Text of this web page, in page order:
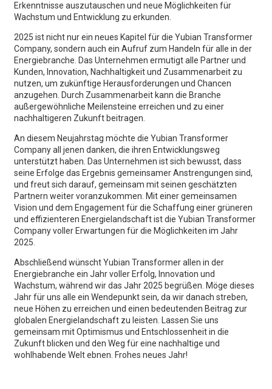
Erkenntnisse auszutauschen und neue Möglichkeiten für
Wachstum und Entwicklung zu erkunden.
2025 ist nicht nur ein neues Kapitel für die Yubian Transformer
Company, sondern auch ein Aufruf zum Handeln für alle in der
Energiebranche. Das Unternehmen ermutigt alle Partner und
Kunden, Innovation, Nachhaltigkeit und Zusammenarbeit zu
nutzen, um zukünftige Herausforderungen und Chancen
anzugehen. Durch Zusammenarbeit kann die Branche
außergewöhnliche Meilensteine ​​erreichen und zu einer
nachhaltigeren Zukunft beitragen.
An diesem Neujahrstag möchte die Yubian Transformer
Company all jenen danken, die ihren Entwicklungsweg
unterstützt haben. Das Unternehmen ist sich bewusst, dass
seine Erfolge das Ergebnis gemeinsamer Anstrengungen sind,
und freut sich darauf, gemeinsam mit seinen geschätzten
Partnern weiter voranzukommen. Mit einer gemeinsamen
Vision und dem Engagement für die Schaffung einer grüneren
und effizienteren Energielandschaft ist die Yubian Transformer
Company voller Erwartungen für die Möglichkeiten im Jahr
2025.
Abschließend wünscht Yubian Transformer allen in der
Energiebranche ein Jahr voller Erfolg, Innovation und
Wachstum, während wir das Jahr 2025 begrüßen. Möge dieses
Jahr für uns alle ein Wendepunkt sein, da wir danach streben,
neue Höhen zu erreichen und einen bedeutenden Beitrag zur
globalen Energielandschaft zu leisten. Lassen Sie uns
gemeinsam mit Optimismus und Entschlossenheit in die
Zukunft blicken und den Weg für eine nachhaltige und
wohlhabende Welt ebnen. Frohes neues Jahr!